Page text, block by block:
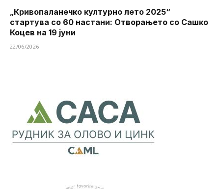
„Кривопаланечко културно лето 2025“
стартува со 60 настани: Отворањето со Сашко
Коцев на 19 јуни
22/06/2026